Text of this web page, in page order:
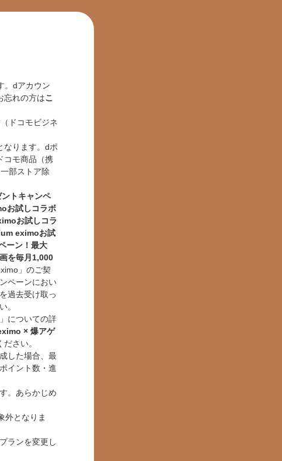
。dアカウン
忘れの方はこ
ドコモビジネ
なります。dポ
コモ商品（携
部ストア除
トキャンペ
お試しコラボ
お試しコラ
eximoお試
ーン！最大
を毎月1,000
」のご契
ペーンにおい
過去受け取っ
。
についての詳
× 爆アゲ
さい。
した場合、最
イント数・進
。あらかじめ
外となりま
ランを変更し